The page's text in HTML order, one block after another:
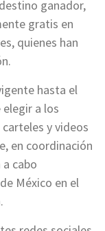
ganador,
gratis en
quienes han
hasta el
a los
y videos
en coordinación
cabo
México en el